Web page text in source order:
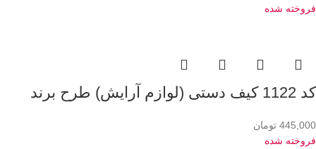
فروخته شده
کد 1122 کیف دستی (لوازم آرایش) طرح برند
445,000 تومان
فروخته شده